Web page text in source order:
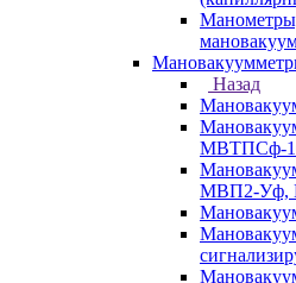
Назад
МВТПСф-
МВП2-Уф,